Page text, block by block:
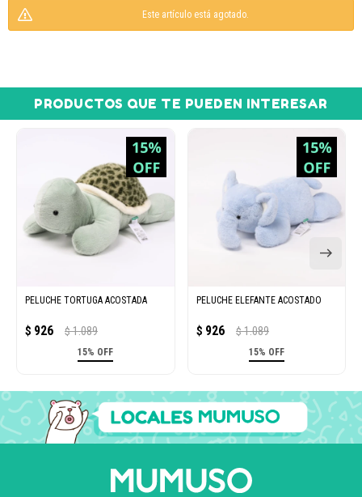
Este artículo está agotado.
PRODUCTOS QUE TE PUEDEN INTERESAR
PELUCHE TORTUGA ACOSTADA
$ 926 $ 1.089
15% OFF
PELUCHE ELEFANTE ACOSTADO
$ 926 $ 1.089
15% OFF